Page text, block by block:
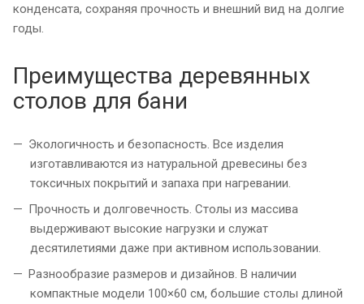
конденсата, сохраняя прочность и внешний вид на долгие
годы.
Преимущества деревянных
столов для бани
Экологичность и безопасность. Все изделия
изготавливаются из натуральной древесины без
токсичных покрытий и запаха при нагревании.
Прочность и долговечность. Столы из массива
выдерживают высокие нагрузки и служат
десятилетиями даже при активном использовании.
Разнообразие размеров и дизайнов. В наличии
компактные модели 100×60 см, большие столы длиной